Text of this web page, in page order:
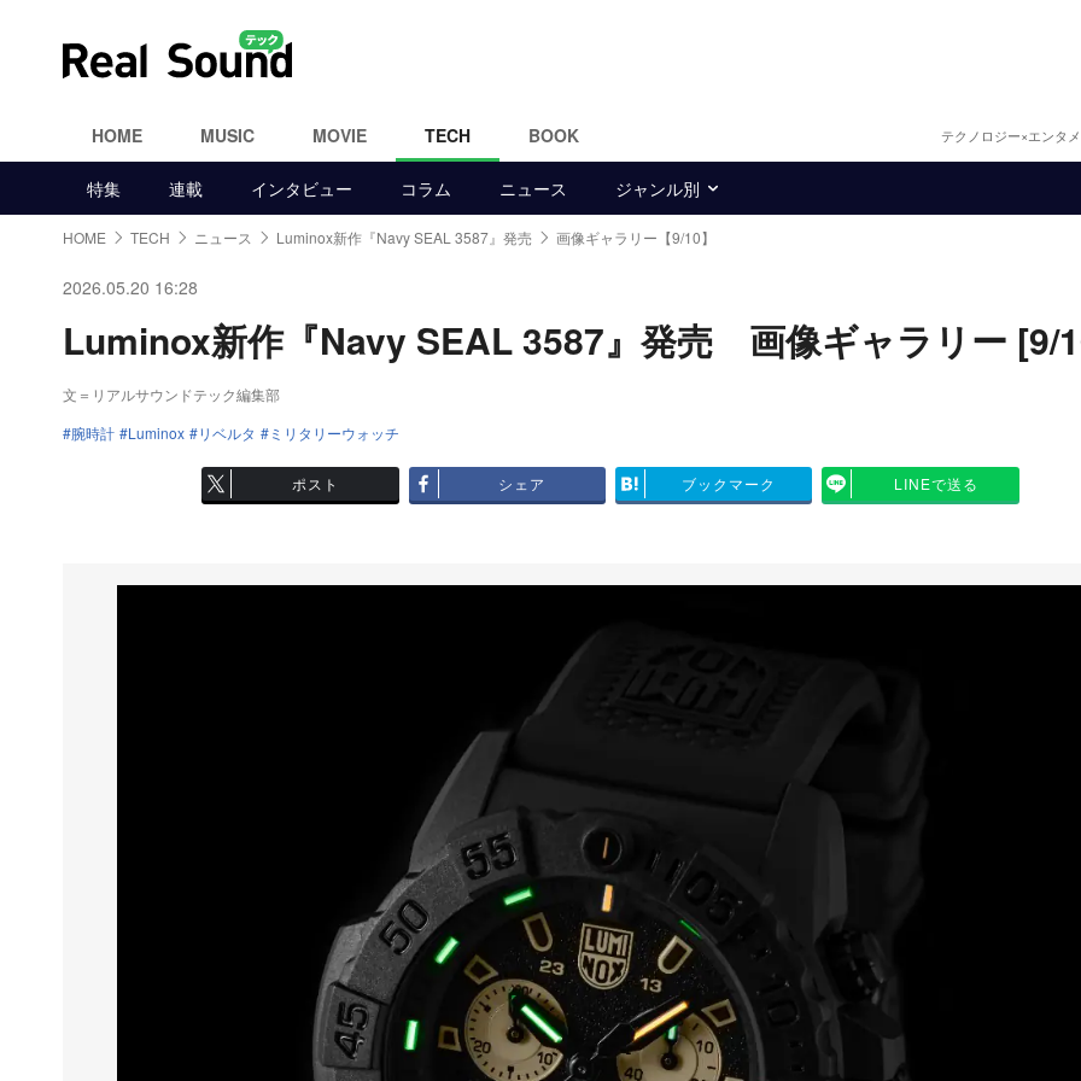
HOME MUSIC MOVIE TECH BOOK テクノロジー×エンタ
特集 連載 インタビュー コラム ニュース ジャンル別
HOME TECH ニュース Luminox新作『Navy SEAL 3587』発売 画像ギャラリー【9/10】
2026.05.20 16:28
Luminox新作『Navy SEAL 3587』発売 画像ギャラリー [9/
文＝リアルサウンドテック編集部
腕時計
Luminox リベルタ ミリタリーウォッチ
ポスト シェア ブックマーク LINEで送る